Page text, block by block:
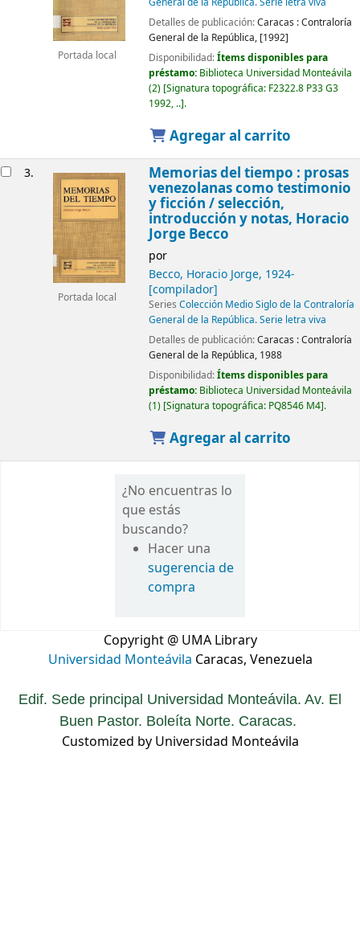
Portada local
Detalles de publicación:Caracas :Contraloría
General de la República, [1992]
Disponibilidad:Ítems disponibles para
préstamo: Biblioteca Universidad Monteávila
(2) Signatura topográfica: F2322.8 P33 G3
1992, .. .
Agregar al carrito
3.
Portada local
Memorias del tiempo : prosas
venezolanas como testimonio
y ficción /selección,
introducción y notas, Horacio
Jorge Becco
por
Becco, Horacio Jorge, 1924-
[compilador]
Series Colección Medio Siglo de la Contraloría
General de la República. Serie letra viva
Detalles de publicación:Caracas :Contraloría
General de la República, 1988
Disponibilidad:Ítems disponibles para
préstamo: Biblioteca Universidad Monteávila
(1) Signatura topográfica: PQ8546 M4 .
Agregar al carrito
¿No encuentras lo
que estás
buscando?
Hacer una
sugerencia de
compra
Copyright @ UMA Library
Universidad Monteávila Caracas, Venezuela
Edif. Sede principal Universidad Monteávila. Av. El
Buen Pastor. Boleíta Norte. Caracas.
Customized by Universidad Monteávila